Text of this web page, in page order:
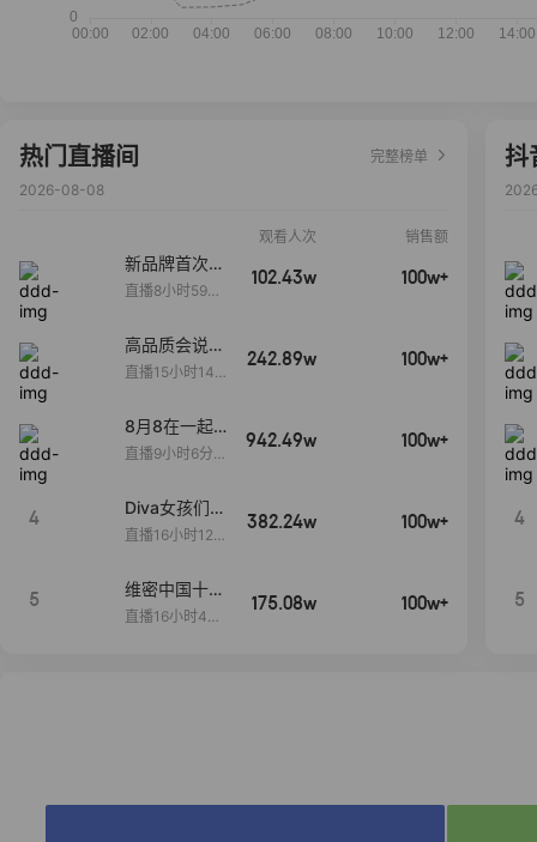
热门直播间
完整榜单
2026-08-08
观看人次 销售额
新品牌首次大
上新
直播8小时59分
102.43w 100w+
高品质会说
话….
直播15小时14
242.89w 100w+
8月8在一起
生日献礼盛典
直播9小时6分1
942.49w 100w+
4
Diva女孩们集
合啦~意大利
直播16小时12
382.24w 100w+
5
维密中国十周
年 与你如此
直播16小时48
175.08w 100w+
抖
4
5